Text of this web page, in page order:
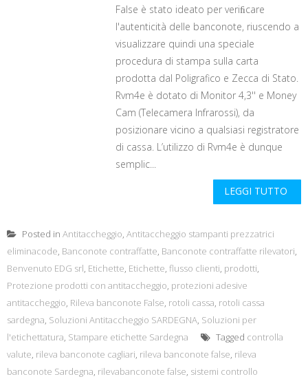
False è stato ideato per veriﬁcare
l'autenticità delle banconote, riuscendo a
visualizzare quindi una speciale
procedura di stampa sulla carta
prodotta dal Poligrafico e Zecca di Stato.
Rvm4e è dotato di Monitor 4,3'' e Money
Cam (Telecamera Infrarossi), da
posizionare vicino a qualsiasi registratore
di cassa. L’utilizzo di Rvm4e è dunque
semplic...
LEGGI TUTTO
Posted in Antitaccheggio, Antitaccheggio stampanti prezzatrici
eliminacode, Banconote contraffatte, Banconote contraffatte rilevatori,
Benvenuto EDG srl, Etichette, Etichette, flusso clienti, prodotti,
Protezione prodotti con antitaccheggio, protezioni adesive
antitaccheggio, Rileva banconote False, rotoli cassa, rotoli cassa
sardegna, Soluzioni Antitaccheggio SARDEGNA, Soluzioni per
l'etichettatura, Stampare etichette Sardegna Tagged controlla
valute, rileva banconote cagliari, rileva banconote false, rileva
banconote Sardegna, rilevabanconote false, sistemi controllo